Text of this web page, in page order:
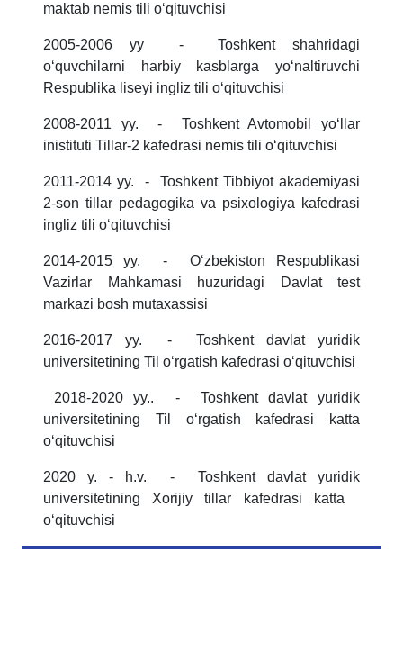
maktab nemis tili oʻqituvchisi
2005-2006 yy - Toshkent shahridagi
oʻquvchilarni harbiy kasblarga yoʻnaltiruvchi
Respublika liseyi ingliz tili oʻqituvchisi
2008-2011 yy. - Toshkent Avtomobil yoʻllar
inistituti Tillar-2 kafedrasi nemis tili oʻqituvchisi
2011-2014 yy. - Toshkent Tibbiyot akademiyasi
2-son tillar pedagogika va psixologiya kafedrasi
ingliz tili oʻqituvchisi
2014-2015 yy. - Oʻzbekiston Respublikasi
Vazirlar Mahkamasi huzuridagi Davlat test
markazi bosh mutaxassisi
2016-2017 yy. - Toshkent davlat yuridik
universitetining Til oʻrgatish kafedrasi oʻqituvchisi
2018-2020 yy.. - Toshkent davlat yuridik
universitetining Til oʻrgatish kafedrasi katta
oʻqituvchisi
2020 y. - h.v. - Toshkent davlat yuridik
universitetining Xorijiy tillar kafedrasi katta
oʻqituvchisi